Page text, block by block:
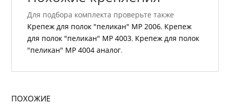
Для подбора комплекта проверьте также
Крепеж для полок "пеликан" МР 2006, Крепеж
для полок "пеликан" МР 4003, Крепеж для полок
"пеликан" МР 4004 аналог.
ПОХОЖИЕ